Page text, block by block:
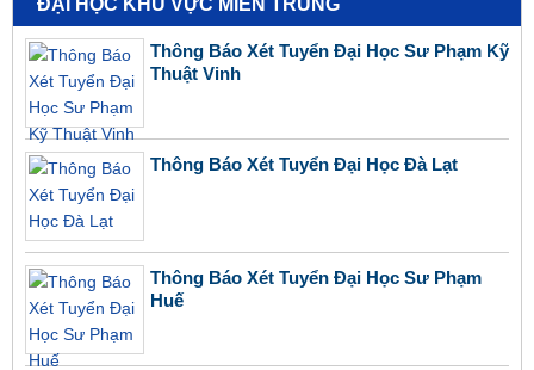
ĐẠI HỌC KHU VỰC MIỀN TRUNG
Thông Báo Xét Tuyển Đại Học Sư Phạm Kỹ
Thuật Vinh
Thông Báo Xét Tuyển Đại Học Đà Lạt
Thông Báo Xét Tuyển Đại Học Sư Phạm
Huế